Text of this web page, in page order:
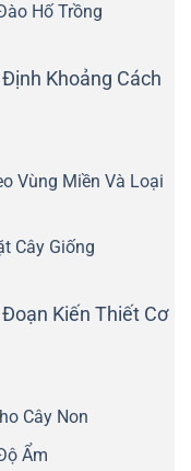
Hố Trồng
Khoảng Cách
Vùng Miền Và Loại
Cây Giống
Kiến Thiết Cơ
Cây Non
Ẩm